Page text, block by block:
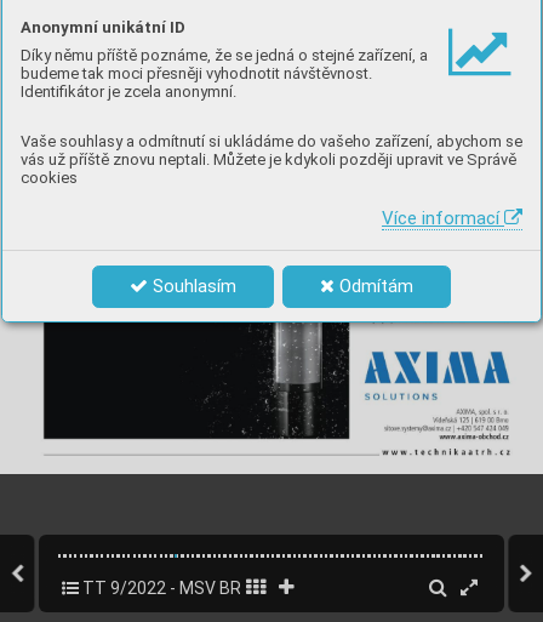
Anonymní unikátní ID
Díky němu příště poznáme, že se jedná o stejné zařízení, a
budeme tak moci přesněji vyhodnotit návštěvnost.
Identifikátor je zcela anonymní.
Vaše souhlasy a odmítnutí si ukládáme do vašeho zařízení, abychom se
vás už příště znovu neptali. Můžete je kdykoli později upravit ve Správě
cookies
Více informací
Souhlasím Odmítám
TT 9/2022 - MSV BRNO 21